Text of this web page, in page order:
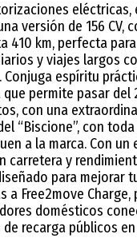
eléctricas,
versión de 156 CV,
410 km, perfecta para
y viajes largos
espíritu
permite pasar del
con una
“Biscione”, con
a la marca. Con un
carretera y
para mejorar
a Free2move
domésticos
recarga públicos